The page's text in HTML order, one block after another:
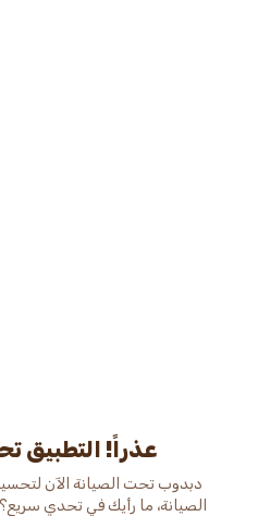
عذراً! التطبيق
دبدوب تحت الصيانة الآن
الصيانة، ما رأيك في تحدي